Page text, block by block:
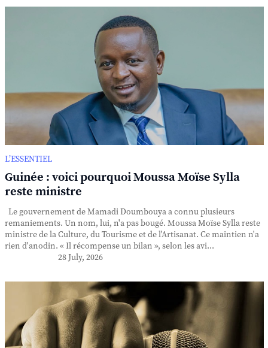
L’ESSENTIEL
Guinée : voici pourquoi Moussa Moïse Sylla
reste ministre
Le gouvernement de Mamadi Doumbouya a connu plusieurs
remaniements. Un nom, lui, n'a pas bougé. Moussa Moïse Sylla reste
ministre de la Culture, du Tourisme et de l'Artisanat. Ce maintien n'a
rien d'anodin. « Il récompense un bilan », selon les avi...
28 July, 2026